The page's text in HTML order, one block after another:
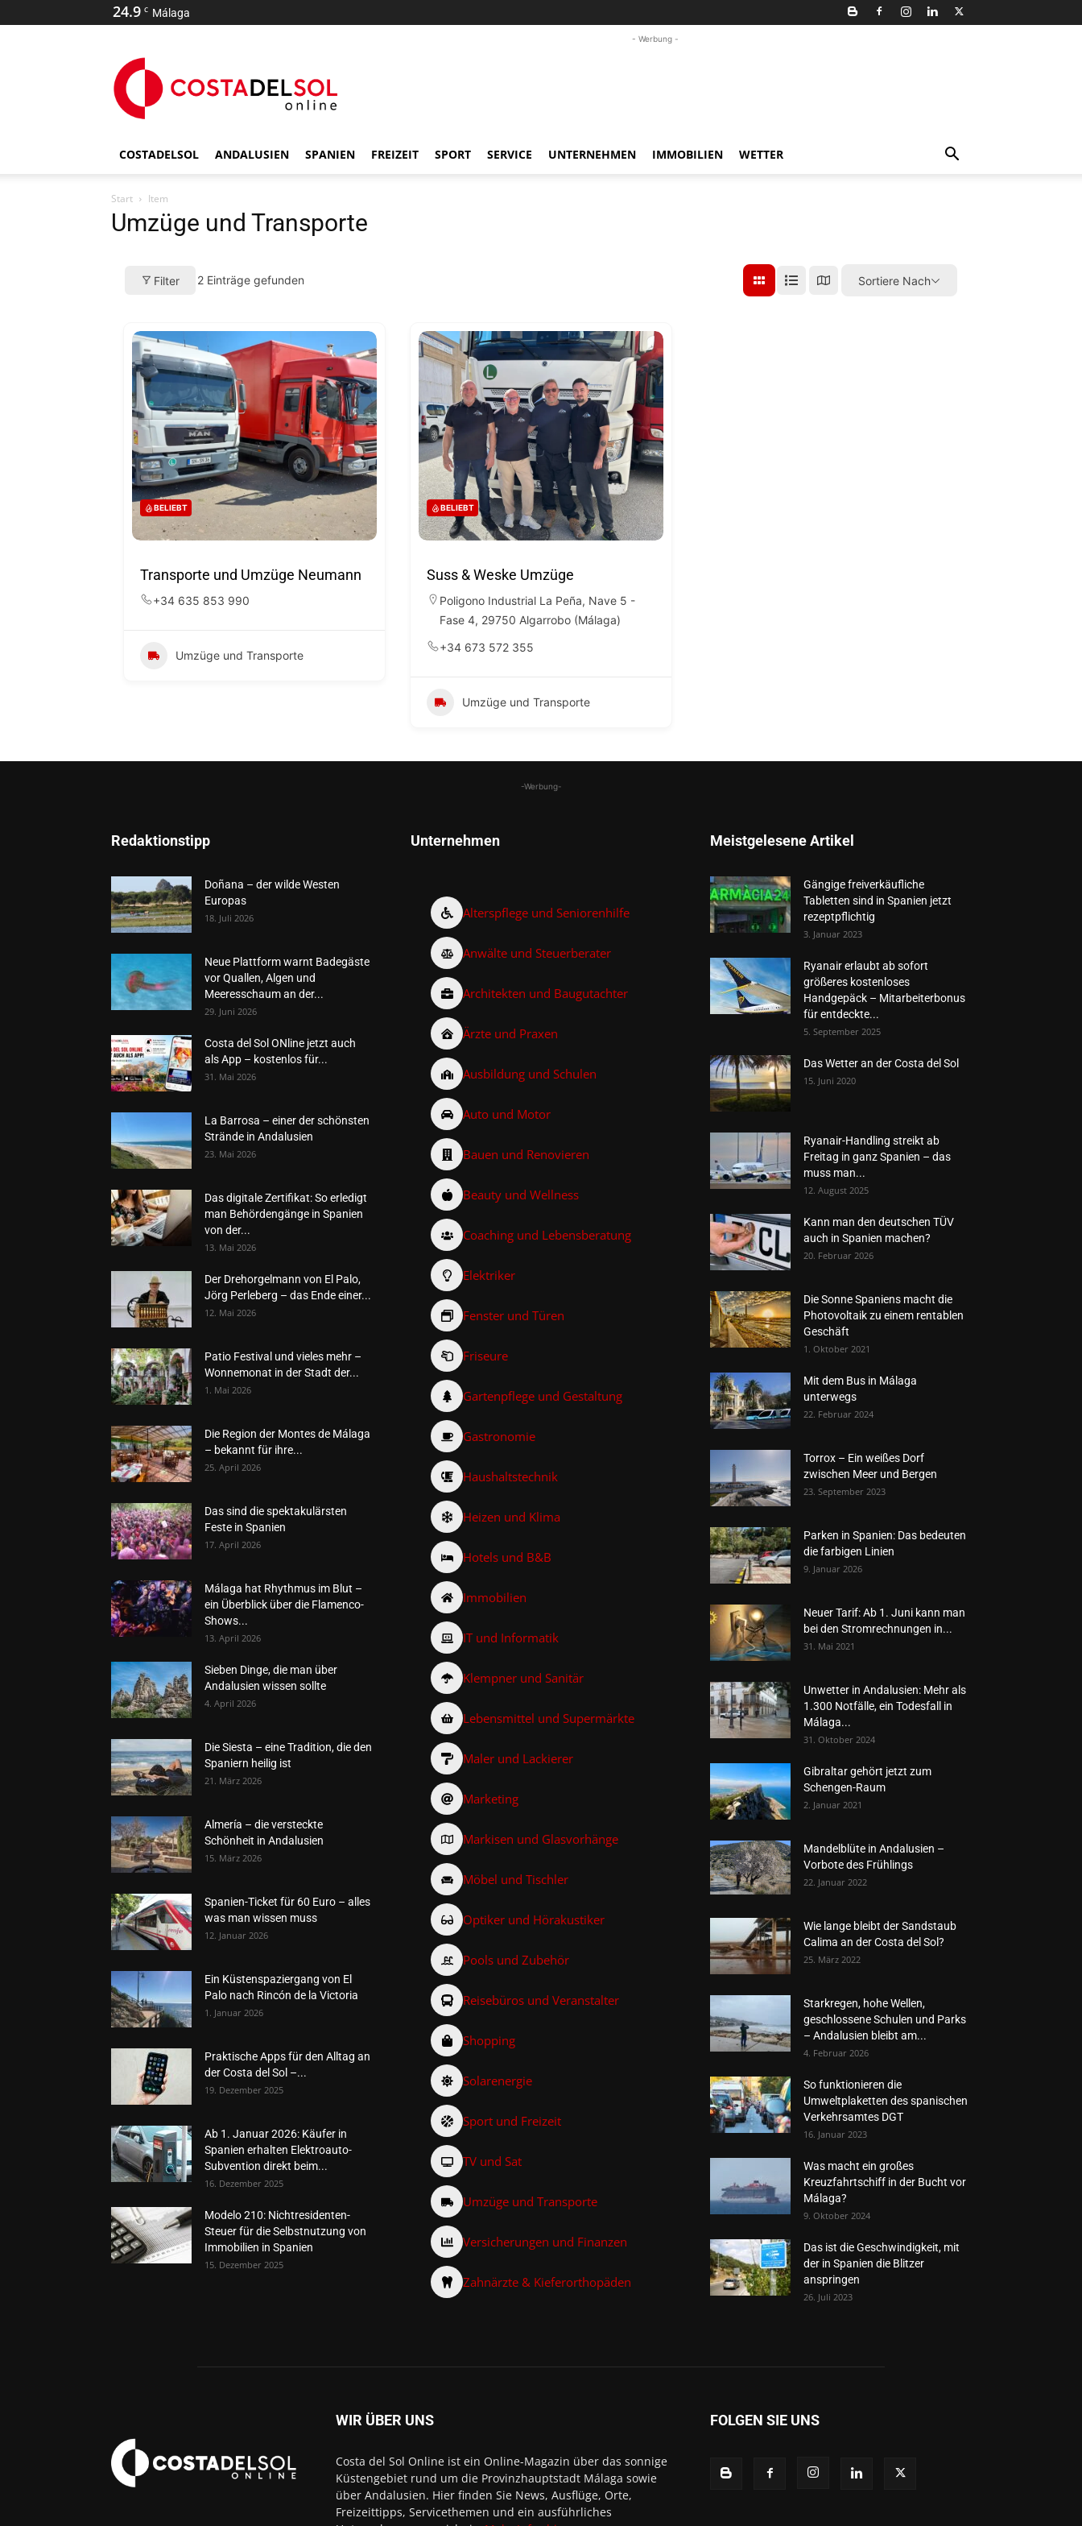
24.9 C Málaga
- Werbung -
COSTADELSOL ANDALUSIEN SPANIEN FREIZEIT SPORT SERVICE UNTERNEHMEN IMMOBILIEN WETTER
Start Item
Umzüge und Transporte
Filter 2 Einträge gefunden Sortiere Nach
BELIEBT
Transporte und Umzüge Neumann
+34 635 853 990
Umzüge und Transporte
BELIEBT
Suss & Weske Umzüge
Poligono Industrial La Peña, Nave 5 -
Fase 4, 29750 Algarrobo (Málaga)
+34 673 572 355
Umzüge und Transporte
-Werbung-
Redaktionstipp
Doñana – der wilde Westen
Europas
18. Juli 2026
Neue Plattform warnt Badegäste
vor Quallen, Algen und
Meeresschaum an der...
29. Juni 2026
Costa del Sol ONline jetzt auch
als App – kostenlos für...
31. Mai 2026
La Barrosa – einer der schönsten
Strände in Andalusien
23. Mai 2026
Das digitale Zertifikat: So erledigt
man Behördengänge in Spanien
von der...
13. Mai 2026
Der Drehorgelmann von El Palo,
Jörg Perleberg – das Ende einer...
12. Mai 2026
Patio Festival und vieles mehr –
Wonnemonat in der Stadt der...
1. Mai 2026
Die Region der Montes de Málaga
– bekannt für ihre...
25. April 2026
Das sind die spektakulärsten
Feste in Spanien
17. April 2026
Málaga hat Rhythmus im Blut –
ein Überblick über die Flamenco-
Shows...
13. April 2026
Sieben Dinge, die man über
Andalusien wissen sollte
4. April 2026
Die Siesta – eine Tradition, die den
Spaniern heilig ist
21. März 2026
Almería – die versteckte
Schönheit in Andalusien
15. März 2026
Spanien-Ticket für 60 Euro – alles
was man wissen muss
12. Januar 2026
Ein Küstenspaziergang von El
Palo nach Rincón de la Victoria
1. Januar 2026
Praktische Apps für den Alltag an
der Costa del Sol –...
19. Dezember 2025
Ab 1. Januar 2026: Käufer in
Spanien erhalten Elektroauto-
Subvention direkt beim...
16. Dezember 2025
Modelo 210: Nichtresidenten-
Steuer für die Selbstnutzung von
Immobilien in Spanien
15. Dezember 2025
Unternehmen
Alterspflege und Seniorenhilfe
Anwälte und Steuerberater
Architekten und Baugutachter
Ärzte und Praxen
Ausbildung und Schulen
Auto und Motor
Bauen und Renovieren
Beauty und Wellness
Coaching und Lebensberatung
Elektriker
Fenster und Türen
Friseure
Gartenpflege und Gestaltung
Gastronomie
Haushaltstechnik
Heizen und Klima
Hotels und B&B
Immobilien
IT und Informatik
Klempner und Sanitär
Lebensmittel und Supermärkte
Maler und Lackierer
Marketing
Markisen und Glasvorhänge
Möbel und Tischler
Optiker und Hörakustiker
Pools und Zubehör
Reisebüros und Veranstalter
Shopping
Solarenergie
Sport und Freizeit
TV und Sat
Umzüge und Transporte
Versicherungen und Finanzen
Zahnärzte & Kieferorthopäden
Meistgelesene Artikel
Gängige freiverkäufliche
Tabletten sind in Spanien jetzt
rezeptpflichtig
3. Januar 2023
Ryanair erlaubt ab sofort
größeres kostenloses
Handgepäck – Mitarbeiterbonus
für entdeckte...
5. September 2025
Das Wetter an der Costa del Sol
15. Juni 2020
Ryanair-Handling streikt ab
Freitag in ganz Spanien – das
muss man...
12. August 2025
Kann man den deutschen TÜV
auch in Spanien machen?
20. Februar 2026
Die Sonne Spaniens macht die
Photovoltaik zu einem rentablen
Geschäft
1. Oktober 2021
Mit dem Bus in Málaga
unterwegs
22. Februar 2024
Torrox – Ein weißes Dorf
zwischen Meer und Bergen
23. September 2023
Parken in Spanien: Das bedeuten
die farbigen Linien
9. Januar 2026
Neuer Tarif: Ab 1. Juni kann man
bei den Stromrechnungen in...
31. Mai 2021
Unwetter in Andalusien: Mehr als
1.300 Notfälle, ein Todesfall in
Málaga...
31. Oktober 2024
Gibraltar gehört jetzt zum
Schengen-Raum
2. Januar 2021
Mandelblüte in Andalusien –
Vorbote des Frühlings
22. Januar 2022
Wie lange bleibt der Sandstaub
Calima an der Costa del Sol?
25. März 2022
Starkregen, hohe Wellen,
geschlossene Schulen und Parks
– Andalusien bleibt am...
4. Februar 2026
So funktionieren die
Umweltplaketten des spanischen
Verkehrsamtes DGT
16. Januar 2023
Was macht ein großes
Kreuzfahrtschiff in der Bucht vor
Málaga?
9. Oktober 2024
Das ist die Geschwindigkeit, mit
der in Spanien die Blitzer
anspringen
26. Juli 2023
WIR ÜBER UNS
Costa del Sol Online ist ein Online-Magazin über das sonnige
Küstengebiet rund um die Provinzhauptstadt Málaga sowie
über Andalusien. Hier finden Sie News, Ausflüge, Orte,
Freizeittipps, Servicethemen und ein ausführliches
FOLGEN SIE UNS